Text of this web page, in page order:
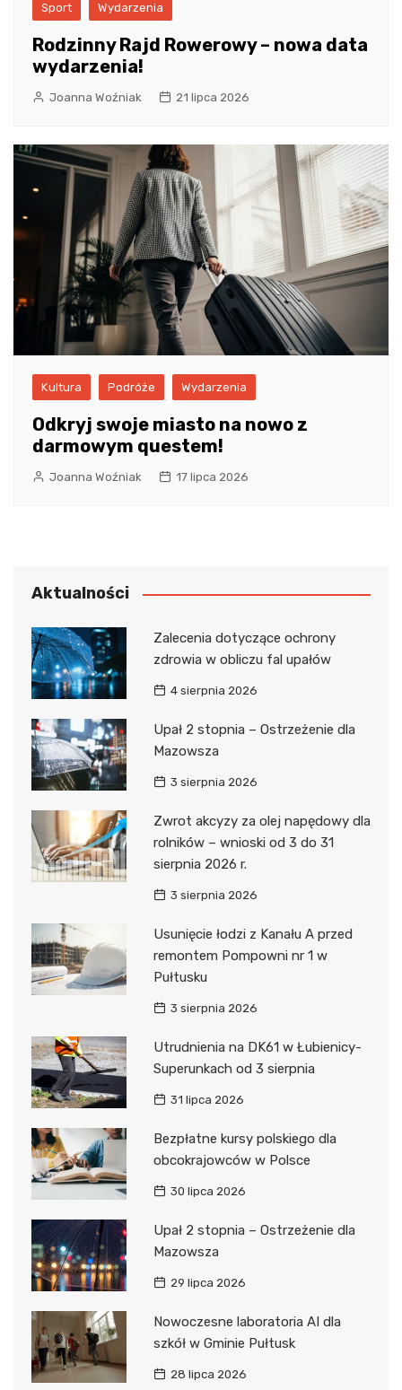
Sport Wydarzenia
Rodzinny Rajd Rowerowy – nowa data
wydarzenia!
Joanna Woźniak 21 lipca 2026
Kultura Podróże Wydarzenia
Odkryj swoje miasto na nowo z
darmowym questem!
Joanna Woźniak 17 lipca 2026
Aktualności
Zalecenia dotyczące ochrony
zdrowia w obliczu fal upałów
4 sierpnia 2026
Upał 2 stopnia – Ostrzeżenie dla
Mazowsza
3 sierpnia 2026
Zwrot akcyzy za olej napędowy dla
rolników – wnioski od 3 do 31
sierpnia 2026 r.
3 sierpnia 2026
Usunięcie łodzi z Kanału A przed
remontem Pompowni nr 1 w
Pułtusku
3 sierpnia 2026
Utrudnienia na DK61 w Łubienicy-
Superunkach od 3 sierpnia
31 lipca 2026
Bezpłatne kursy polskiego dla
obcokrajowców w Polsce
30 lipca 2026
Upał 2 stopnia – Ostrzeżenie dla
Mazowsza
29 lipca 2026
Nowoczesne laboratoria AI dla
szkół w Gminie Pułtusk
28 lipca 2026